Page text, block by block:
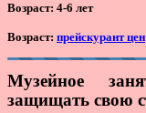
Возраст: 4-6 лет
Возраст: прейскурант цен
Музейное
защищать свою